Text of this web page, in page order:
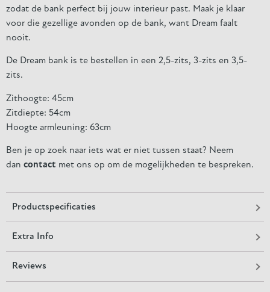
zodat de bank perfect bij jouw interieur past. Maak je klaar
voor die gezellige avonden op de bank, want Dream faalt
nooit.
De Dream bank is te bestellen in een 2,5-zits, 3-zits en 3,5-
zits.
Zithoogte: 45cm
Zitdiepte: 54cm
Hoogte armleuning: 63cm
Ben je op zoek naar iets wat er niet tussen staat? Neem
dan contact met ons op om de mogelijkheden te bespreken.
Extra Info
Productspecificaties
Reviews